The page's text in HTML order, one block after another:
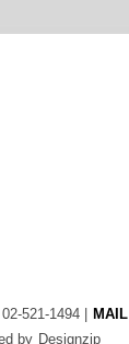
02-521-1494 | MAIL
by Designzip